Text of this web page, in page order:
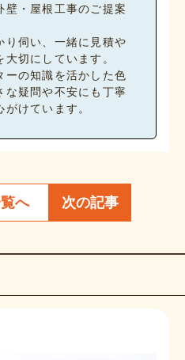
壁・屋根工事のご提案
り伺い、一緒に見積や
切にしています。
ーの知識を活かした色
な疑問や不安にも丁寧
けています。
へ 次の記事